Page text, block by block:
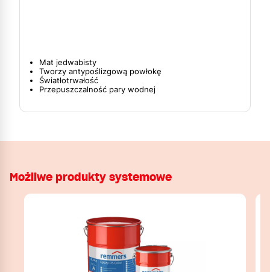
Mat jedwabisty
Tworzy antypoślizgową powłokę
Światłotrwałość
Przepuszczalność pary wodnej
Możliwe produkty systemowe